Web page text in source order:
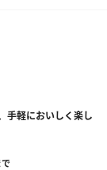
手軽においしく楽し